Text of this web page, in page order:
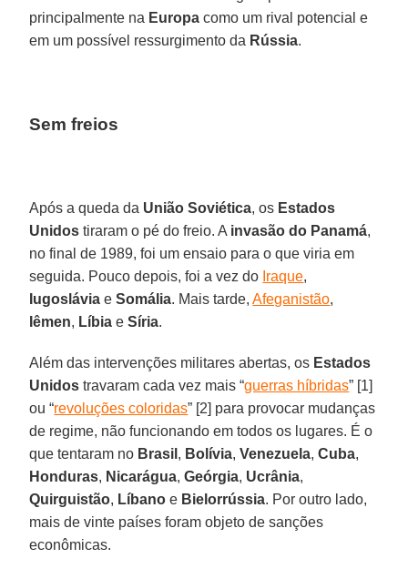
principalmente na Europa como um rival potencial e
em um possível ressurgimento da Rússia.
Sem freios
Após a queda da União Soviética, os Estados
Unidos tiraram o pé do freio. A invasão do Panamá,
no final de 1989, foi um ensaio para o que viria em
seguida. Pouco depois, foi a vez do Iraque,
Iugoslávia eSomália. Mais tarde,Afeganistão,
Iêmen, Líbia eSíria.
Além das intervenções militares abertas, os Estados
Unidos travaram cada vez mais “guerras híbridas” [1]
ou “revoluções coloridas” [2] para provocar mudanças
de regime, não funcionando em todos os lugares. É o
que tentaram no Brasil , Bolívia,Venezuela,Cuba,
Honduras, Nicarágua,Geórgia, Ucrânia,
Quirguistão, Líbano e Bielorrússia. Por outro lado,
mais de vinte países foram objeto de sanções
econômicas.